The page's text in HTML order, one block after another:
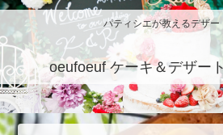
パティシエが教えるデザー
oeufoeuf ケーキ＆デザー